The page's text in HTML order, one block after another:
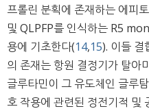
프롤린 분획에 존재하는 에피
및 QLPFP를 인식하는 R5
용에 기초한다(14,15). 이들 결
의 존재는 항원 결정기가 탈아
글루타민이 그 유도체인 글루
호 작용에 관련된 정전기적 및